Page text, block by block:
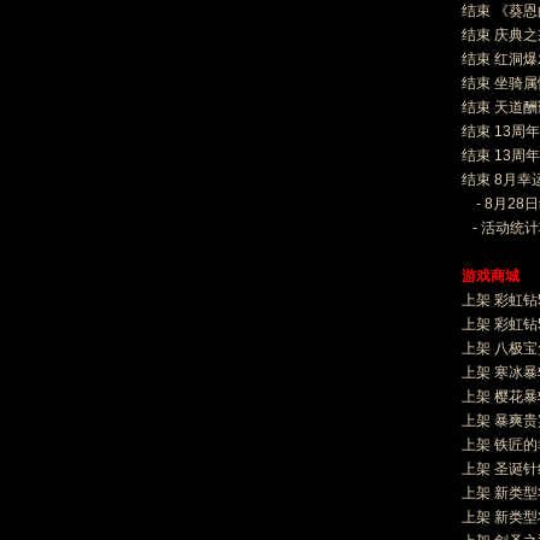
结束 《葵
结束 庆典
结束 红洞
结束 坐骑
结束 天道
结束 13周
结束 13周
结束 8月幸
- 8月28日
- 活动统
游戏商城
上架 彩虹
上架 彩虹
上架 八极
上架 寒冰
上架 樱花
上架 暴爽
上架 铁匠
上架 圣诞
上架 新类
上架 新类